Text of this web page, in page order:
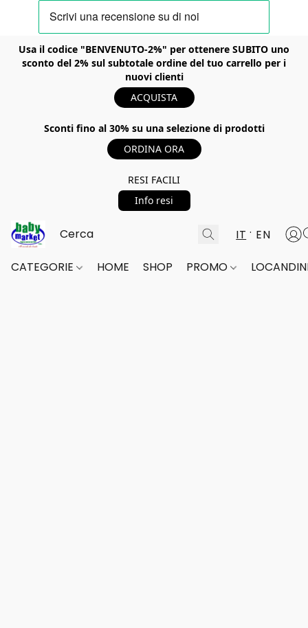
Usa il codice "BENVENUTO-2%" per ottenere SUBITO uno
sconto del 2% sul subtotale ordine del tuo carrello per i
nuovi clienti
ACQUISTA
Sconti fino al 30% su una selezione di prodotti
ORDINA ORA
RESI FACILI
Info resi
IT EN
CATEGORIE HOME SHOP PROMO